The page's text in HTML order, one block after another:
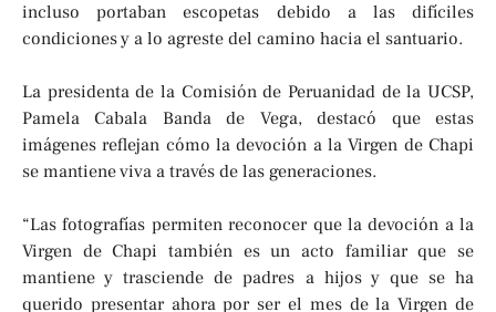
incluso portaban escopetas debido a las difíciles
condiciones y a lo agreste del camino hacia el santuario.
La presidenta de la Comisión de Peruanidad de la UCSP,
Pamela Cabala Banda de Vega, destacó que estas
imágenes reflejan cómo la devoción a la Virgen de Chapi
se mantiene viva a través de las generaciones.
“Las fotografías permiten reconocer que la devoción a la
Virgen de Chapi también es un acto familiar que se
mantiene y trasciende de padres a hijos y que se ha
querido presentar ahora por ser el mes de la Virgen de